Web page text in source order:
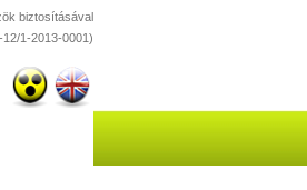
biztosításával
1-2013-0001)